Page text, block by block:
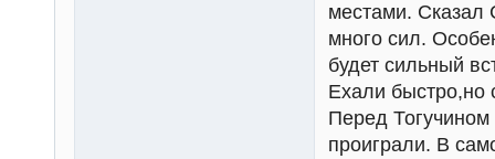
местами. Сказал
много сил.
будет сильный
Ехали быстро,но
Перед
проиграли. В